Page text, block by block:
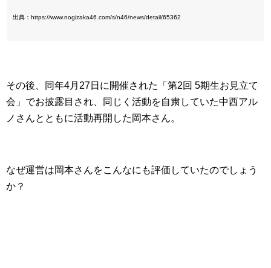
出典：https://www.nogizaka46.com/s/n46/news/detail/65362
その後、同年4月27日に開催された「第2回 5期生お見立て
会」でお披露目され、同じく活動を自粛していた中西アル
ノさんとともに活動再開した岡本さん。
なぜ運営は岡本さんをこんなにも評価していたのでしょう
か？